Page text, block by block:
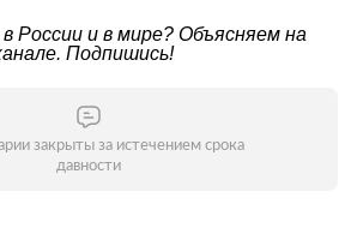
России и в мире? Объясняем на
. Подпишись!
закрыты за истечением срока
давности